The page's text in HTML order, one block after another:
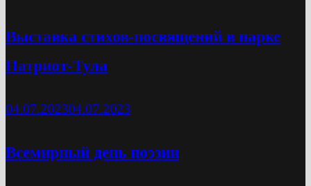
Выставка стихов-посвящений в парке
Патриот-Тула
04.07.202304.07.2023
Всемирный день поэзии